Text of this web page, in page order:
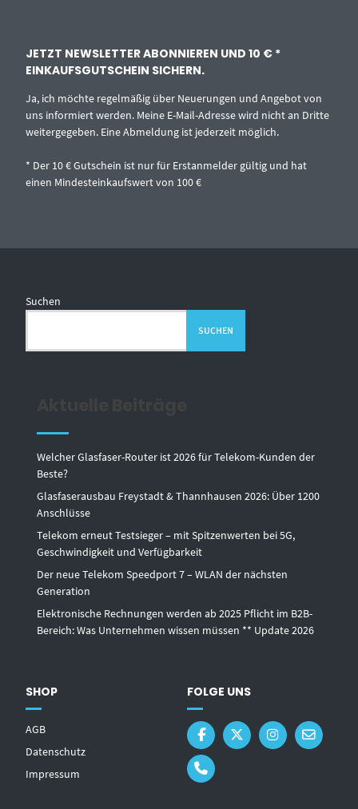
JETZT NEWSLETTER ABONNIEREN UND 10 € *
EINKAUFSGUTSCHEIN SICHERN.
Ja, ich möchte regelmäßig über Neuerungen und Angebot von
uns informiert werden. Meine E-Mail-Adresse wird nicht an Dritte
weitergegeben. Eine Abmeldung ist jederzeit möglich.
* Der 10 € Gutschein ist nur für Erstanmelder gültig und hat
einen Mindesteinkaufswert von 100 €
Suchen
SUCHEN
Welcher Glasfaser-Router ist 2026 für Telekom-Kunden der
Beste?
Glasfaserausbau Freystadt & Thannhausen 2026: Über 1200
Anschlüsse
Telekom erneut Testsieger – mit Spitzenwerten bei 5G,
Geschwindigkeit und Verfügbarkeit
Der neue Telekom Speedport 7 – WLAN der nächsten
Generation
Elektronische Rechnungen werden ab 2025 Pflicht im B2B-
Bereich: Was Unternehmen wissen müssen ** Update 2026
SHOP
AGB
Datenschutz
Impressum
FOLGE UNS